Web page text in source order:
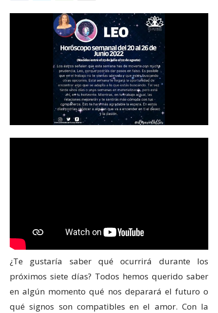
¿Te gustaría saber qué ocurrirá durante los
próximos siete días? Todos hemos querido saber
en algún momento qué nos deparará el futuro o
qué signos son compatibles en el amor. Con la